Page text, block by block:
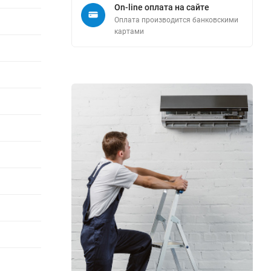
On-line оплата на сайте
Оплата производится банковскими
картами